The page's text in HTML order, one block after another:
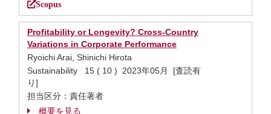
Scopus
Profitability or Longevity? Cross-Country
Variations in Corporate Performance
Ryoichi Arai, Shinichi Hirota
Sustainability 15 ( 10 ) 2023年05月 [査読有
り]
担当区分：責任著者
概要を見る